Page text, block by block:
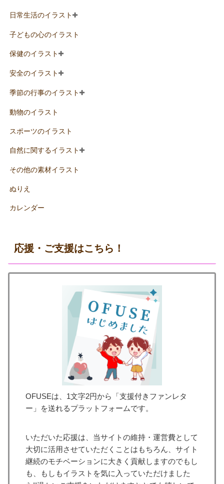
日常生活のイラスト
子どもの心のイラスト
保健のイラスト
安全のイラスト
季節の行事のイラスト
動物のイラスト
スポーツのイラスト
自然に関するイラスト
その他の素材イラスト
ぬりえ
カレンダー
応援・ご支援はこちら！
OFUSEは、1文字2円から「支援付きファンレタ
ー」を送れるプラットフォームです。
いただいた応援は、当サイトの維持・運営費として
大切に活用させていただくことはもちろん、サイト
継続のモチベーションに大きく貢献しますのでもし
も、もしもイラストを気に入っていただけました